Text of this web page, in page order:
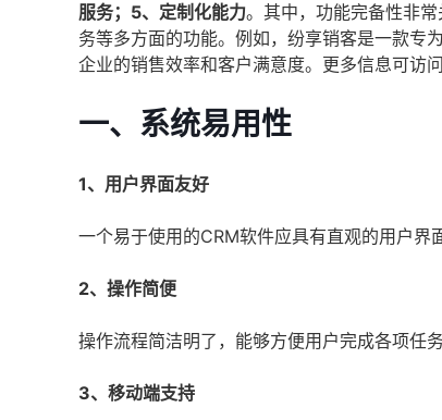
服务；5、定制化能力。其中，功能完备性非
务等多方面的功能。例如，纷享销客是一款专
企业的销售效率和客户满意度。更多信息可访
一、系统易用性
1、用户界面友好
一个易于使用的CRM软件应具有直观的用户界
2、操作简便
操作流程简洁明了，能够方便用户完成各项任
3、移动端支持